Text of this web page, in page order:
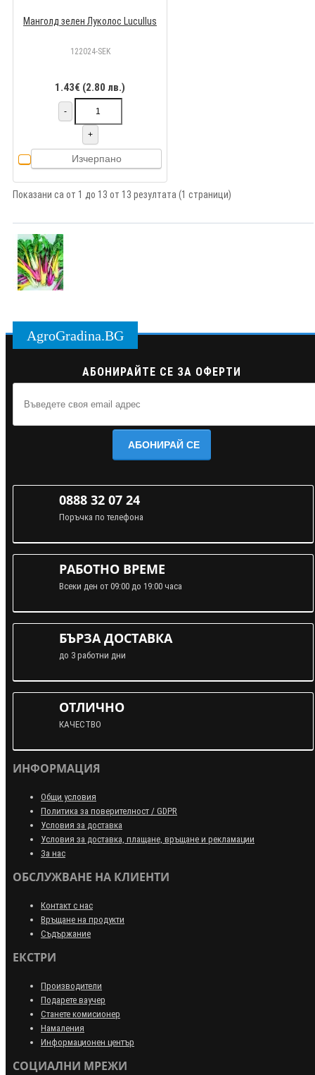
Манголд зелен Луколос Lucullus
122024-SEK
1.43€ (2.80 лв.)
-
+
Изчерпано
Показани са от 1 до 13 от 13 резултата (1 страници)
AgroGradina.BG
АБОНИРАЙТЕ СЕ ЗА ОФЕРТИ
АБОНИРАЙ СЕ
0888 32 07 24
Поръчка по телефона
РАБОТНО ВРЕМЕ
Всеки ден от 09:00 до 19:00 часа
БЪРЗА ДОСТАВКА
до 3 работни дни
ОТЛИЧНО
КАЧЕСТВО
ИНФОРМАЦИЯ
Общи условия
Политика за поверителност / GDPR
Условия за доставка
Условия за доставка, плащане, връщане и рекламации
За нас
ОБСЛУЖВАНЕ НА КЛИЕНТИ
Контакт с нас
Връщане на продукти
Съдържание
ЕКСТРИ
Производители
Подарете ваучер
Станете комисионер
Намаления
Информационен център
СОЦИАЛНИ МРЕЖИ